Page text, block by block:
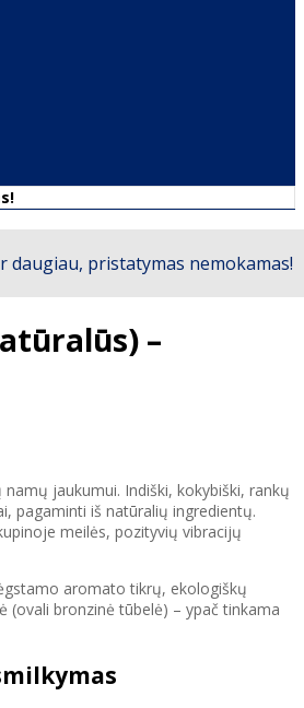
–
namų jaukumui. Indiški, kokybiški, rankų
pagaminti iš natūralių ingredientų.
meilės, pozityvių vibracijų
aromato tikrų, ekologiškų
(ovali bronzinė tūbelė) – ypač tinkama